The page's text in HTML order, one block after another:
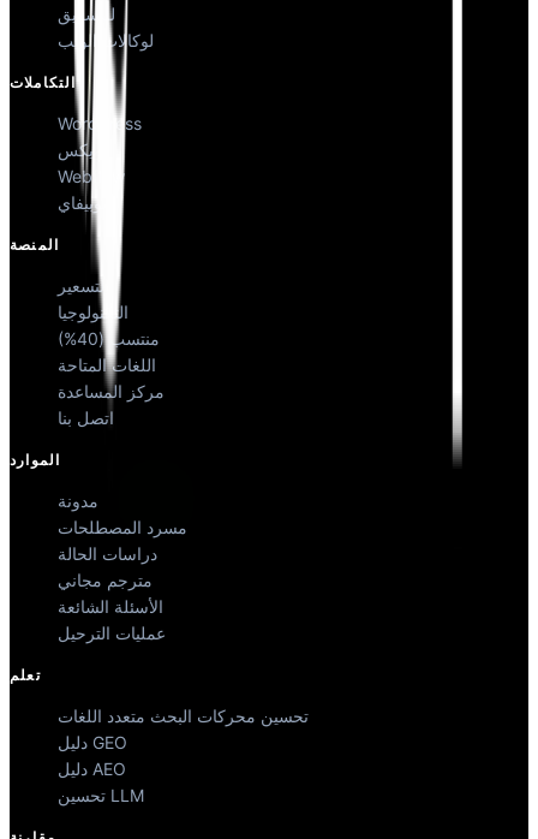
للتسويق
لوكالات الويب
التكاملات
WordPress
ويكس
Webflow
شوبيفاي
المنصة
التسعير
التكنولوجيا
منتسب (40%)
اللغات المتاحة
مركز المساعدة
اتصل بنا
الموارد
مدونة
مسرد المصطلحات
دراسات الحالة
مترجم مجاني
الأسئلة الشائعة
عمليات الترحيل
تعلم
تحسين محركات البحث متعدد اللغات
دليل GEO
دليل AEO
تحسين LLM